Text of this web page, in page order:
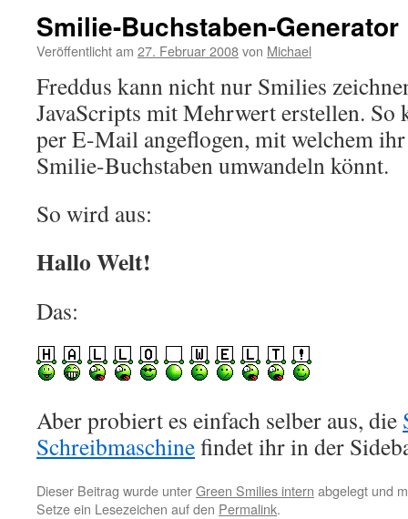
Smilie-Buchstaben-Generator
Veröffentlicht am 27. Februar 2008von Michael
Freddus kann nicht nur Smilies
JavaScripts mit Mehrwert erstellen. So
per E-Mail angeflogen, mit welchem
Smilie-Buchstaben umwandeln könnt.
So wird aus:
Hallo Welt!
Das:
Aber probiert es einfach selber aus, die
Schreibmaschinefindet ihr in der
Dieser Beitrag wurde unterGreen Smilies intern abgelegt und
Setze ein Lesezeichen auf den Permalink.